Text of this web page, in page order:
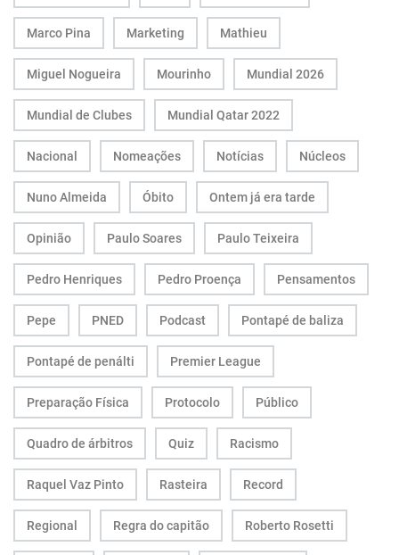
Marco Pina Marketing Mathieu
Miguel Nogueira Mourinho Mundial 2026
Mundial de Clubes Mundial Qatar 2022
Nacional Nomeações Notícias Núcleos
Nuno Almeida Óbito Ontem já era tarde
Opinião Paulo Soares Paulo Teixeira
Pedro Henriques Pedro Proença Pensamentos
Pepe PNED Podcast Pontapé de baliza
Pontapé de penálti Premier League
Preparação Física Protocolo Público
Quadro de árbitros Quiz Racismo
Raquel Vaz Pinto Rasteira Record
Regional Regra do capitão Roberto Rosetti